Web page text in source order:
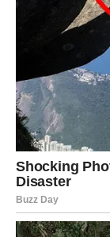
UTORAK
Strijelčevi su
poseban trag.
biti početak
odluci ili velikoj
Iako sada
koliko je ovaj